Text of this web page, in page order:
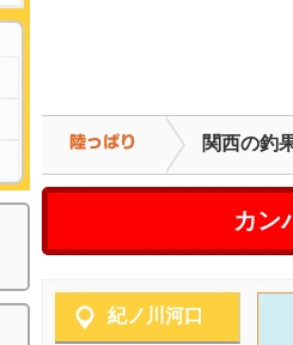
関西の釣
カン
紀ノ川河口